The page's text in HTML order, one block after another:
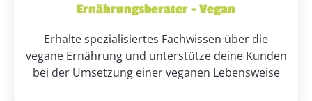
Ernährungsberater – Vegan
Erhalte spezialisiertes Fachwissen über die
vegane Ernährung und unterstütze deine Kunden
bei der Umsetzung einer veganen Lebensweise